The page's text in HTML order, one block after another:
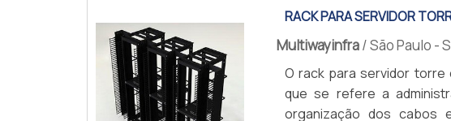
RACK PARA SERVIDOR
Multiwayinfra/ São Paulo -
O rack para servidor torre
que se refere a
organização dos cabos